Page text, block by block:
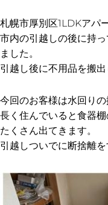
札幌市厚別区1LDKアパ
市内の引越しの後に持
ました。
引越し後に不用品を搬
今回のお客様は水回り
長く住んでいると食器
たくさん出てきます。
引越しついでに断捨離